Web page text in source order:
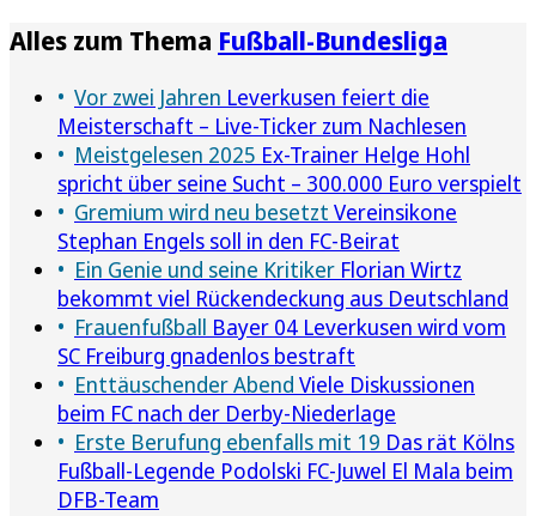
Alles zum Thema Fußball-Bundesliga
Vor zwei Jahren Leverkusen feiert die
Meisterschaft – Live-Ticker zum Nachlesen
Meistgelesen 2025 Ex-Trainer Helge Hohl
spricht über seine Sucht – 300.000 Euro verspielt
Gremium wird neu besetzt Vereinsikone
Stephan Engels soll in den FC-Beirat
Ein Genie und seine Kritiker Florian Wirtz
bekommt viel Rückendeckung aus Deutschland
Frauenfußball Bayer 04 Leverkusen wird vom
SC Freiburg gnadenlos bestraft
Enttäuschender Abend Viele Diskussionen
beim FC nach der Derby-Niederlage
Erste Berufung ebenfalls mit 19 Das rät Kölns
Fußball-Legende Podolski FC-Juwel El Mala beim
DFB-Team